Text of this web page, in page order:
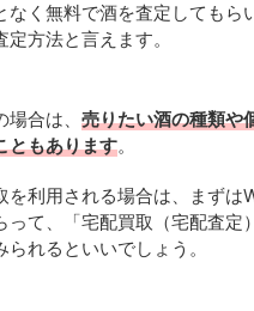
なく無料で酒を査定してもら
方法と言えます。
合は、 売りたい酒の種類や
ともあります。
を利用される場合は、まずは
って、「宅配買取（宅配査定
れるといいでしょう。